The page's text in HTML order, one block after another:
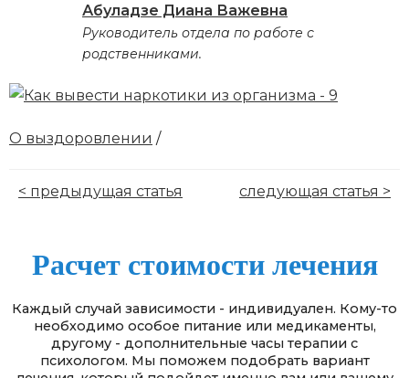
Абуладзе Диана Важевна
Руководитель отдела по работе с
родственниками.
О выздоровлении /
< предыдущая статья следующая статья >